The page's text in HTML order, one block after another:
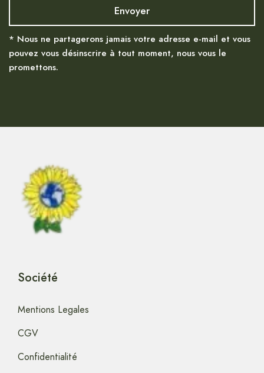
* Nous ne partagerons jamais votre adresse e-mail et vous
pouvez vous désinscrire à tout moment, nous vous le
promettons.
Société
Mentions Legales
CGV
Confidentialité